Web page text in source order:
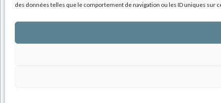
des données telles que le comportement de navigation ou les ID uniques